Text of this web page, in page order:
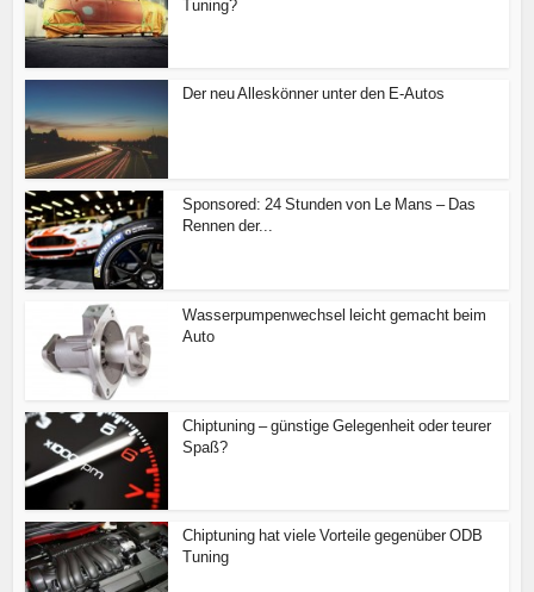
Tuning?
Der neu Alleskönner unter den E-Autos
Sponsored: 24 Stunden von Le Mans – Das
Rennen der...
Wasserpumpenwechsel leicht gemacht beim
Auto
Chiptuning – günstige Gelegenheit oder teurer
Spaß?
Chiptuning hat viele Vorteile gegenüber ODB
Tuning